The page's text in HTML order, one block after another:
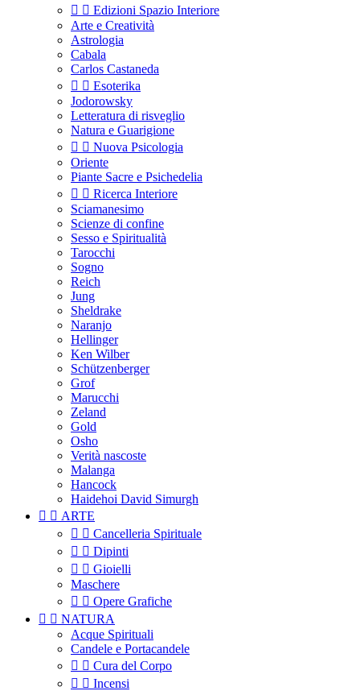
  Edizioni Spazio Interiore
Arte e Creatività
Astrologia
Cabala
Carlos Castaneda
  Esoterika
Jodorowsky
Letteratura di risveglio
Natura e Guarigione
  Nuova Psicologia
Oriente
Piante Sacre e Psichedelia
  Ricerca Interiore
Sciamanesimo
Scienze di confine
Sesso e Spiritualità
Tarocchi
Sogno
Reich
Jung
Sheldrake
Naranjo
Hellinger
Ken Wilber
Schützenberger
Grof
Marucchi
Zeland
Gold
Osho
Verità nascoste
Malanga
Hancock
Haidehoi David Simurgh
  ARTE
  Cancelleria Spirituale
  Dipinti
  Gioielli
Maschere
  Opere Grafiche
  NATURA
Acque Spirituali
Candele e Portacandele
  Cura del Corpo
  Incensi